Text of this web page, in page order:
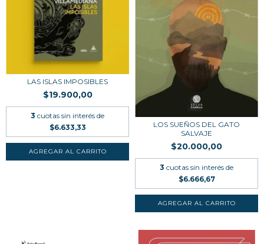
LAS ISLAS IMPOSIBLES
$19.900,00
3 cuotas sin interés de
$6.633,33
LOS SUEÑOS DEL GATO
SALVAJE
$20.000,00
3 cuotas sin interés de
$6.666,67